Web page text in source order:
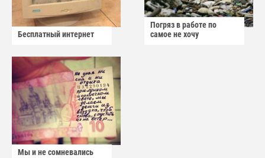
Бесплатный интернет
Погряз в работе по
самое не хочу
Мы и не сомневались